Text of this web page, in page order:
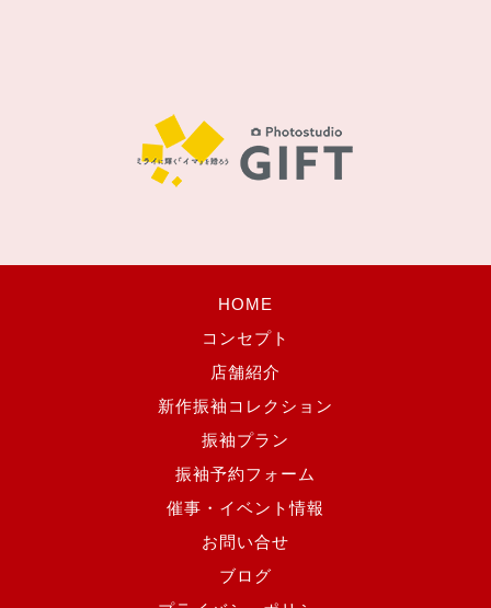
HOME
コンセプト
店舗紹介
新作振袖コレクション
振袖プラン
振袖予約フォーム
催事・イベント情報
お問い合せ
ブログ